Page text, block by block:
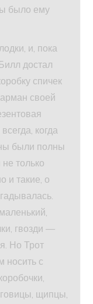
было ему
и, пока
достал
спичек
своей
когда
были полны
только
и такие, о
гвозди —
Но Трот
носить с
щипцы,